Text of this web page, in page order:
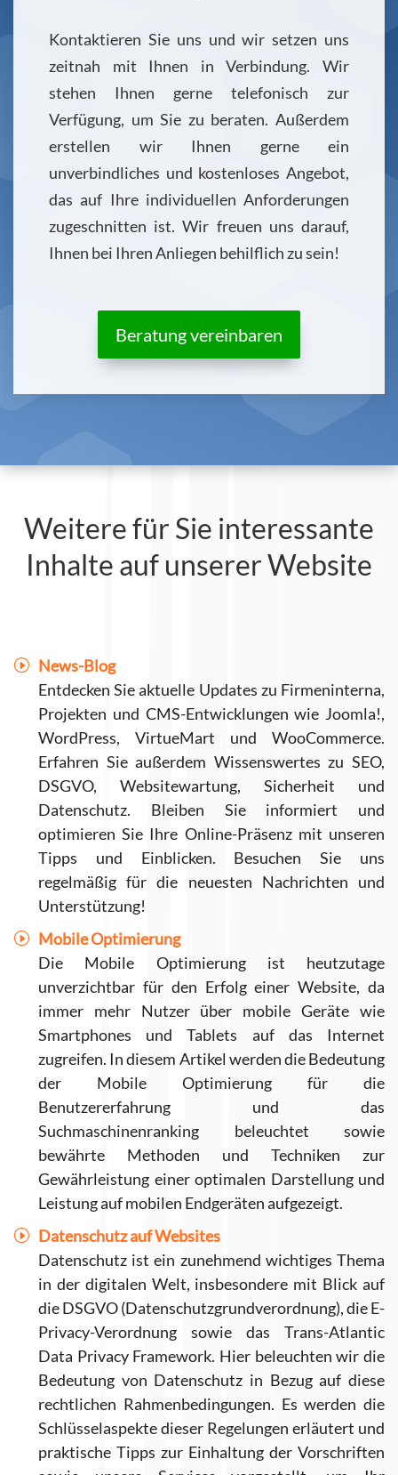
Kontaktieren Sie uns und wir setzen uns
zeitnah mit Ihnen in Verbindung. Wir
stehen Ihnen gerne telefonisch zur
Verfügung, um Sie zu beraten. Außerdem
erstellen wir Ihnen gerne ein
unverbindliches und kostenloses Angebot,
das auf Ihre individuellen Anforderungen
zugeschnitten ist. Wir freuen uns darauf,
Ihnen bei Ihren Anliegen behilflich zu sein!
Beratung vereinbaren
Weitere für Sie interessante
Inhalte auf unserer Website
News-Blog
Entdecken Sie aktuelle Updates zu Firmeninterna,
Projekten und CMS-Entwicklungen wie Joomla!,
WordPress, VirtueMart und WooCommerce.
Erfahren Sie außerdem Wissenswertes zu SEO,
DSGVO, Websitewartung, Sicherheit und
Datenschutz. Bleiben Sie informiert und
optimieren Sie Ihre Online-Präsenz mit unseren
Tipps und Einblicken. Besuchen Sie uns
regelmäßig für die neuesten Nachrichten und
Unterstützung!
Mobile Optimierung
Die Mobile Optimierung ist heutzutage
unverzichtbar für den Erfolg einer Website, da
immer mehr Nutzer über mobile Geräte wie
Smartphones und Tablets auf das Internet
zugreifen. In diesem Artikel werden die Bedeutung
der Mobile Optimierung für die
Benutzererfahrung und das
Suchmaschinenranking beleuchtet sowie
bewährte Methoden und Techniken zur
Gewährleistung einer optimalen Darstellung und
Leistung auf mobilen Endgeräten aufgezeigt.
Datenschutz auf Websites
Datenschutz ist ein zunehmend wichtiges Thema
in der digitalen Welt, insbesondere mit Blick auf
die DSGVO (Datenschutzgrundverordnung), die E-
Privacy-Verordnung sowie das Trans-Atlantic
Data Privacy Framework. Hier beleuchten wir die
Bedeutung von Datenschutz in Bezug auf diese
rechtlichen Rahmenbedingungen. Es werden die
Schlüsselaspekte dieser Regelungen erläutert und
praktische Tipps zur Einhaltung der Vorschriften